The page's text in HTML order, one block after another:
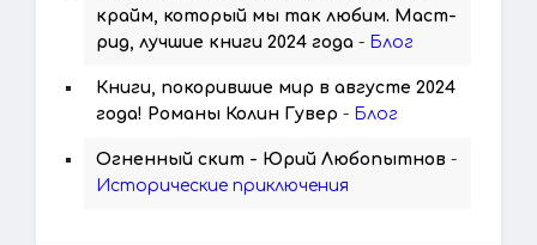
крайм, который мы так любим. Маст-
рид, лучшие книги 2024 года - Блог
Книги, покорившие мир в августе 2024
года! Романы Колин Гувер - Блог
Огненный скит - Юрий Любопытнов -
Исторические приключения